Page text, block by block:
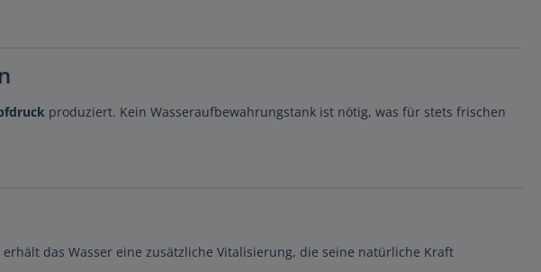
produziert. Kein Wasseraufbewahrungstank ist nötig, was für stets frischen
erhält das Wasser eine zusätzliche Vitalisierung, die seine natürliche Kraft